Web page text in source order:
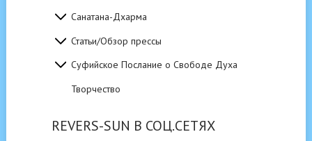
Санатана-Дхарма
Статьи/Обзор прессы
Суфийское Послание о Свободе Духа
Творчество
REVERS-SUN В СОЦ.СЕТЯХ